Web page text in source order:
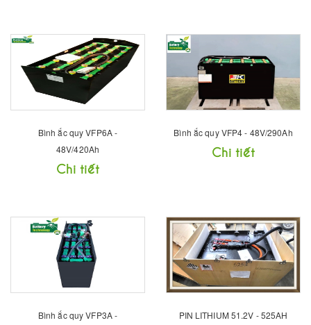
Bình ắc quy VFP6A -
48V/420Ah
Chi tiết
Bình ắc quy VFP4 - 48V/290Ah
Chi tiết
Bình ắc quy VFP3A -
PIN LITHIUM 51.2V - 525AH